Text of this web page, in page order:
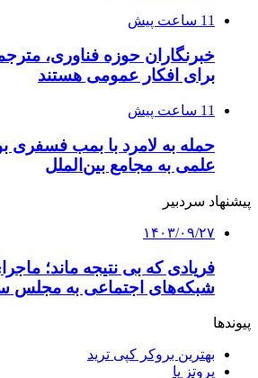
11 ساعت پیش
خبرنگاران حوزه فناوری،
برای افکار عمومی هستند
11 ساعت پیش
حمله به لامرد با بمب فسفری
علمی به مجامع بین‌الملل
پیشنهاد سردبیر
۱۴۰۳/۰۹/۲۷
فریادی که بی نتیجه ماند؛
شبکه‌های اجتماعی به مجلس
پیوندها
بهترین بروکر کپی ترید
پروتز پا